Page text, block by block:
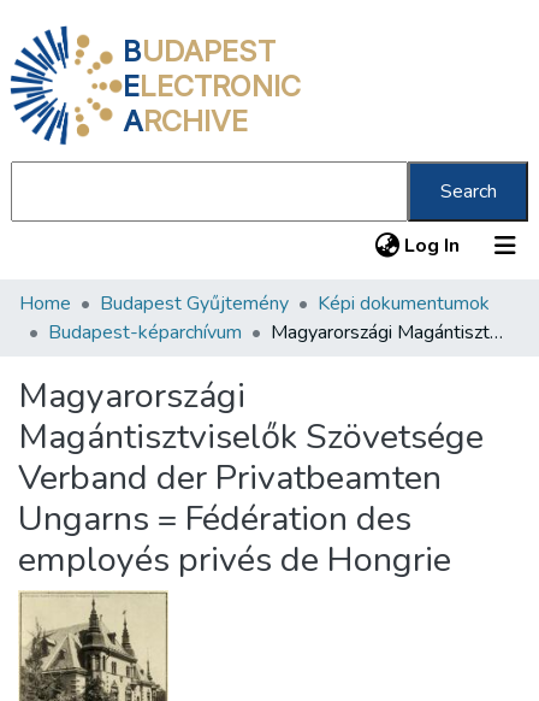
BUDAPEST
ELECTRONIC
ARCHIVE
Search
Log In (current)
Communities & Collections
Statistics
About us
Home Budapest Gyűjtemény
Képi dokumentumok
Budapest-képarchívum
Magyarországi Magántisztviselők Szövetsége Verband der Privatbeamten Ungarns = Fédération des employés privés de Hongrie
Magyarországi
Magántisztviselők Szövetsége
Verband der Privatbeamten
Ungarns = Fédération des
employés privés de Hongrie